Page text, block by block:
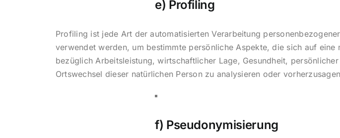
e) Profiling
Profiling ist jede Art der automatisierten Verarbeitung
verwendet werden, um bestimmte persönliche Aspekte, die sich auf
bezüglich Arbeitsleistung, wirtschaftlicher Lage, Gesundheit,
Ortswechsel dieser natürlichen Person zu analysieren oder
f) Pseudonymisierung